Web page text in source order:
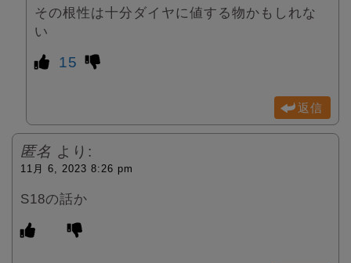
その根性は十分ダイヤに値する物かもしれな
い
15
返信
匿名 より:
11月 6, 2023 8:26 pm
S18の話か